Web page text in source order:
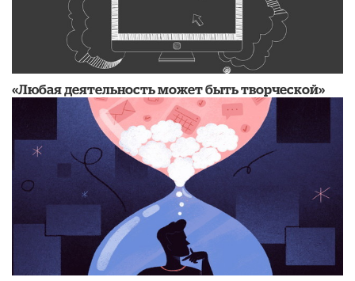
«Любая деятельность может быть творческой»